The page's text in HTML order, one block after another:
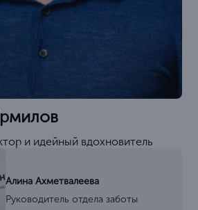
и идейный вдохновитель
Алина Ахметвалеева
Руководитель отдела заботы